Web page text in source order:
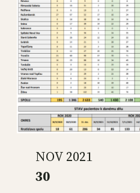
NOV 2021
30